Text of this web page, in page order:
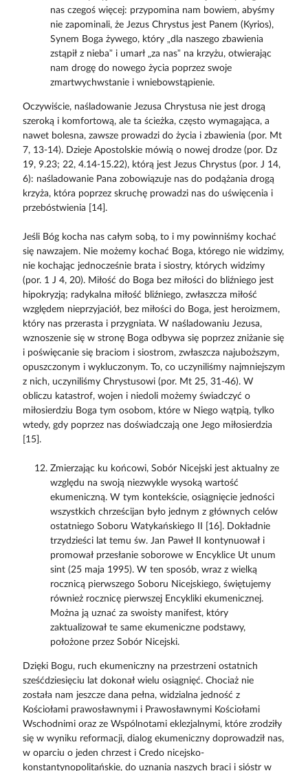
nas czegoś więcej: przypomina nam bowiem, abyśmy
nie zapominali, że Jezus Chrystus jest Panem (Kyrios),
Synem Boga żywego, który „dla naszego zbawienia
zstąpił z nieba” i umarł „za nas” na krzyżu, otwierając
nam drogę do nowego życia poprzez swoje
zmartwychwstanie i wniebowstąpienie.
Oczywiście, naśladowanie Jezusa Chrystusa nie jest drogą
szeroką i komfortową, ale ta ścieżka, często wymagająca, a
nawet bolesna, zawsze prowadzi do życia i zbawienia (por. Mt
7, 13-14). Dzieje Apostolskie mówią o nowej drodze (por. Dz
19, 9.23; 22, 4.14-15.22), którą jest Jezus Chrystus (por. J 14,
6): naśladowanie Pana zobowiązuje nas do podążania drogą
krzyża, która poprzez skruchę prowadzi nas do uświęcenia i
przebóstwienia [14].
Jeśli Bóg kocha nas całym sobą, to i my powinniśmy kochać
się nawzajem. Nie możemy kochać Boga, którego nie widzimy,
nie kochając jednocześnie brata i siostry, których widzimy
(por. 1 J 4, 20). Miłość do Boga bez miłości do bliźniego jest
hipokryzją; radykalna miłość bliźniego, zwłaszcza miłość
względem nieprzyjaciół, bez miłości do Boga, jest heroizmem,
który nas przerasta i przygniata. W naśladowaniu Jezusa,
wznoszenie się w stronę Boga odbywa się poprzez zniżanie się
i poświęcanie się braciom i siostrom, zwłaszcza najuboższym,
opuszczonym i wykluczonym. To, co uczyniliśmy najmniejszym
z nich, uczyniliśmy Chrystusowi (por. Mt 25, 31-46). W
obliczu katastrof, wojen i niedoli możemy świadczyć o
miłosierdziu Boga tym osobom, które w Niego wątpią, tylko
wtedy, gdy poprzez nas doświadczają one Jego miłosierdzia
[15].
Zmierzając ku końcowi, Sobór Nicejski jest aktualny ze
względu na swoją niezwykle wysoką wartość
ekumeniczną. W tym kontekście, osiągnięcie jedności
wszystkich chrześcijan było jednym z głównych celów
ostatniego Soboru Watykańskiego II [16]. Dokładnie
trzydzieści lat temu św. Jan Paweł II kontynuował i
promował przesłanie soborowe w Encyklice Ut unum
sint (25 maja 1995). W ten sposób, wraz z wielką
rocznicą pierwszego Soboru Nicejskiego, świętujemy
również rocznicę pierwszej Encykliki ekumenicznej.
Można ją uznać za swoisty manifest, który
zaktualizował te same ekumeniczne podstawy,
położone przez Sobór Nicejski.
Dzięki Bogu, ruch ekumeniczny na przestrzeni ostatnich
sześćdziesięciu lat dokonał wielu osiągnięć. Chociaż nie
została nam jeszcze dana pełna, widzialna jedność z
Kościołami prawosławnymi i Prawosławnymi Kościołami
Wschodnimi oraz ze Wspólnotami eklezjalnymi, które zrodziły
się w wyniku reformacji, dialog ekumeniczny doprowadził nas,
w oparciu o jeden chrzest i Credo nicejsko-
konstantynopolitańskie, do uznania naszych braci i sióstr w